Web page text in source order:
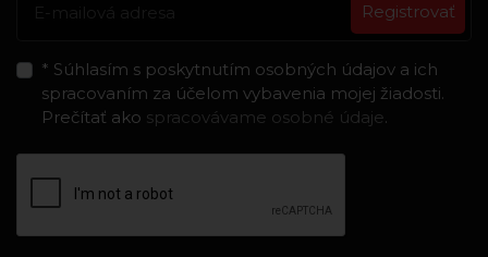
Registrovať
* Súhlasím s poskytnutím osobných údajov a ich
spracovaním za účelom vybavenia mojej žiadosti.
Prečítať ako spracovávame osobné údaje.